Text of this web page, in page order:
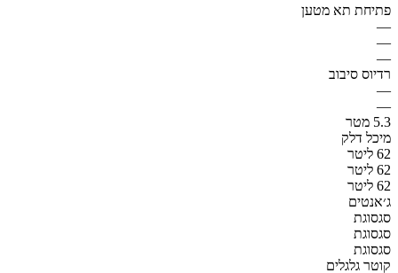
פתיחת תא מטען
—
—
—
רדיוס סיבוב
—
—
5.3 מטר
מיכל דלק
62 ליטר
62 ליטר
62 ליטר
ג׳אנטים
סגסוגת
סגסוגת
סגסוגת
קוטר גלגלים